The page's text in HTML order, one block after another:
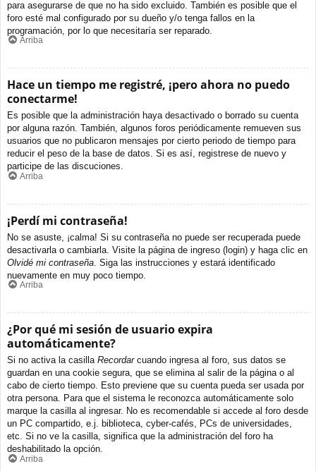
para asegurarse de que no ha sido excluido. También es posible que el
foro esté mal configurado por su dueño y/o tenga fallos en la
programación, por lo que necesitaría ser reparado.
Arriba
Hace un tiempo me registré, ¡pero ahora no puedo
conectarme!
Es posible que la administración haya desactivado o borrado su cuenta
por alguna razón. También, algunos foros periódicamente remueven sus
usuarios que no publicaron mensajes por cierto periodo de tiempo para
reducir el peso de la base de datos. Si es así, registrese de nuevo y
participe de las discuciones.
Arriba
¡Perdí mi contraseña!
No se asuste, ¡calma! Si su contraseña no puede ser recuperada puede
desactivarla o cambiarla. Visite la página de ingreso (login) y haga clic en
Olvidé mi contraseña . Siga las instrucciones y estará identificado
nuevamente en muy poco tiempo.
Arriba
¿Por qué mi sesión de usuario expira
automáticamente?
Si no activa la casilla Recordarcuando ingresa al foro, sus datos se
guardan en una cookie segura, que se elimina al salir de la página o al
cabo de cierto tiempo. Esto previene que su cuenta pueda ser usada por
otra persona. Para que el sistema le reconozca automáticamente solo
marque la casilla al ingresar. No es recomendable si accede al foro desde
un PC compartido, e.j. biblioteca, cyber-cafés, PCs de universidades,
etc. Si no ve la casilla, significa que la administración del foro ha
deshabilitado la opción.
Arriba